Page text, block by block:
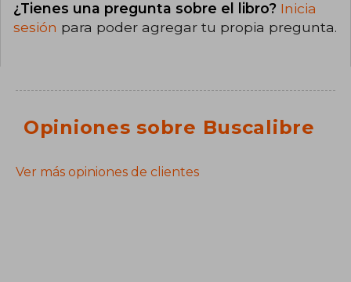
¿Tienes una pregunta sobre el libro? Inicia
sesión para poder agregar tu propia pregunta.
Opiniones sobre Buscalibre
Ver más opiniones de clientes